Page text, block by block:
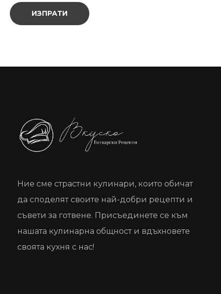
Ние сме страстни кулинари, които обичат
да споделят своите най-добри рецепти и
съвети за готвене. Присъединете се към
нашата кулинарна общност и вдъхновете
своята кухня с нас!